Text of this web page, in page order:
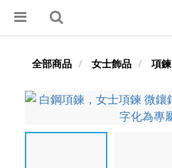
全部商品 女士飾品 項鍊